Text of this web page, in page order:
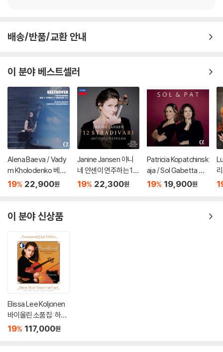
배송/반품/교환 안내
이 분야 베스트셀러
Alena Baeva / Vady
m Kholodenko 베토
벤: 바이올린 소나타 5
lin Sonatas Nos. 5 "S
19% 22,900원
Janine Jansen 야니
네 얀센이 연주하는 12
개의 스트라디바리 (12
19% 22,300원
Patricia Kopatchinsk
aja / Sol Gabetta 파
트리샤 코파친스카야,
19% 19,900원
이 분야 신상품
Elissa Lee Koljonen
바이올린 소품집: 하트
브레이크 (Heartbrea
19% 117,000원